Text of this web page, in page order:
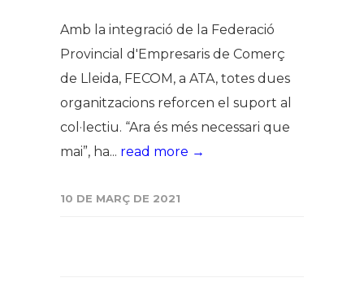
Amb la integració de la Federació
Provincial d'Empresaris de Comerç
de Lleida, FECOM, a ATA, totes dues
organitzacions reforcen el suport al
col·lectiu. “Ara és més necessari que
mai”, ha... read more →
10 DE MARÇ DE 2021